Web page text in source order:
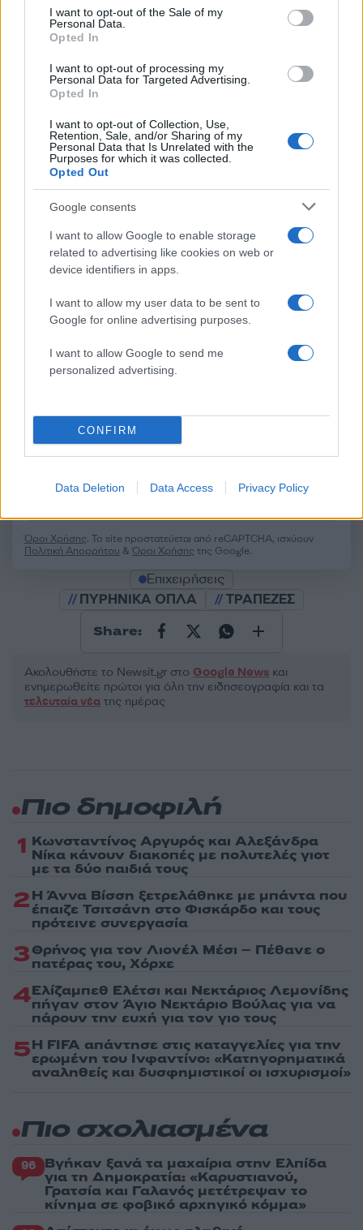
consent section.
I want to opt-out of the Sale of my
Personal Data.
Opted In
I want to opt-out of processing my
Personal Data for Targeted Advertising.
Opted In
I want to opt-out of Collection, Use,
Retention, Sale, and/or Sharing of my
Personal Data that Is Unrelated with the
Purposes for which it was collected.
Opted Out
Google consents
I want to allow Google to enable storage
related to advertising like cookies on web or
device identifiers in apps.
I want to allow my user data to be sent to
Google for online advertising purposes.
I want to allow Google to send me
personalized advertising.
CONFIRM
Data Deletion Data Access Privacy Policy
Σχόλια
Σχολίασε εδώ
Όροι Χρήσης. Το site προστατεύεται από reCAPTCHA, ισχύουν
Πολιτική Απορρήτου &Όροι Χρήσης της Google.
Επιχειρήσεις
ΠΥΡΗΝΙΚΑ ΟΠΛΑ
ΤΡΑΠΕΖΕΣ
Share:
Ακολουθήστε το Νewsit.gr στο Google News και
ενημερωθείτε πρώτοι για όλη την ειδησεογραφία και τα
τελευταία νέα της ημέρας
Πινακίδες κυκλοφορίας με
λίγα κλικ: Τα 3 βήματα για
παραγγελίες και έκδοση –
Αυστηροποιούνται οι
κυρώσεις για παραβάσεις
40άρια και 8 μποφόρ
συναγερμό η χώρα
φωτιές, ενισχύονται
Πιο δημοφιλή
1 Κωνσταντίνος Αργυρός και Αλεξάνδρα
Νίκα κάνουν διακοπές με πολυτελές γιοτ
με τα δύο παιδιά τους
2Η Άννα Βίσση ξετρελάθηκε με μπάντα που
έπαιζε Τσιτσάνη στο Φισκάρδο και τους
πρότεινε συνεργασία
3Θρήνος για τον Λιονέλ Μέσι – Πέθανε ο
πατέρας του, Χόρχε
4Ελίζαμπεθ Ελέτσι και Νεκτάριος Λεμονίδης
πήγαν στον Άγιο Νεκτάριο Βούλας για να
πάρουν την ευχή για τον γιο τους
5Η FIFA απάντησε στις καταγγελίες για την
ερωμένη του Ινφαντίνο: «Κατηγορηματικά
αναληθείς και δυσφημιστικοί οι ισχυρισμοί»
Πιο σχολιασμένα
96 Βγήκαν ξανά τα μαχαίρια στην Ελπίδα
για τη Δημοκρατία: «Καρυστιανού,
Γρατσία και Γαλανός μετέτρεψαν το
κίνημα σε φοβικό αρχηγικό κόμμα»